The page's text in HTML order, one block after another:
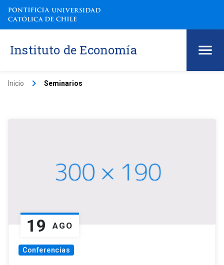
Instituto de Economía
Inicio keyboard_arrow_right Seminarios
19 AGO
Conferencias